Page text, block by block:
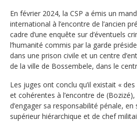
En février 2024, la CSP a émis un
international à l’encontre de l’ancien
cadre d’une enquête sur d’éventuels
l’humanité commis par la garde
dans une prison civile et un centre
de la ville de Bossembele, dans le
Les juges ont conclu qu’il existait «
et cohérentes à l’encontre de
d’engager sa responsabilité pénale, en
supérieur hiérarchique et de chef